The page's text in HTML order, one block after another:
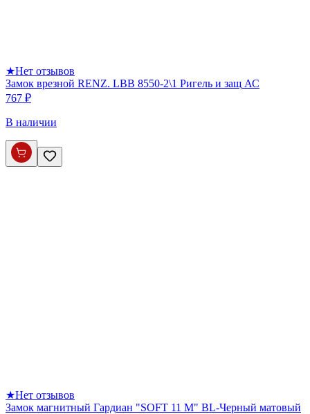
★Нет отзывов
Замок врезной RENZ. LBB 8550-2\1 Ригель и защ АС
767 ₽
В наличии
★Нет отзывов
Замок магнитный Гардиан "SOFT 11 M" BL-Черный матовый